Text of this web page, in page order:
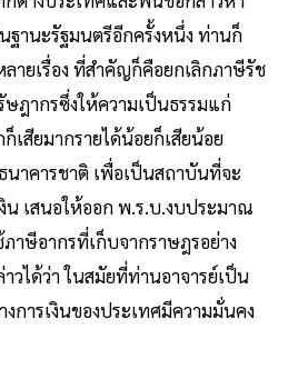
ฐานะรัฐมนตรีอีกครั้งหนึ่ง ท่านก็
ายเรื่อง ที่สําคัญก็คือยกเลิกภาษีรัช
ฎากรซึ่งให้ความเป็นธรรมแก่
เสียมากรายได้น้อยก็เสียน้อย
าคารชาติ เพื่อเป็นสถาบันที่จะ
น เสนอให้ออก พ.ร.บ.งบประมาณ
าษีอากรที่เก็บจากราษฎรอย่าง
วได้ว่า ในสมัยที่ท่านอาจารย์เป็น
การเงินของประเทศมีความมั่นคง